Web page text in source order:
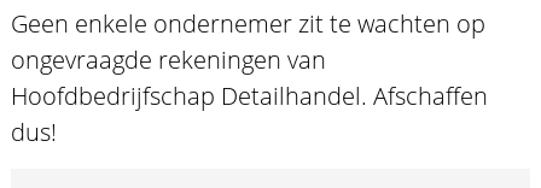
Geen enkele ondernemer zit te wachten op
ongevraagde rekeningen van
Hoofdbedrijfschap Detailhandel. Afschaffen
dus!